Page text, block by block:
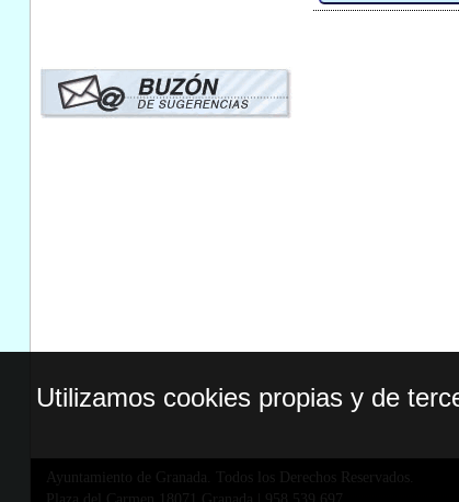
Ayuntamiento de Granada. Todos los Derechos Reservados.
Utilizamos cookies propias y de